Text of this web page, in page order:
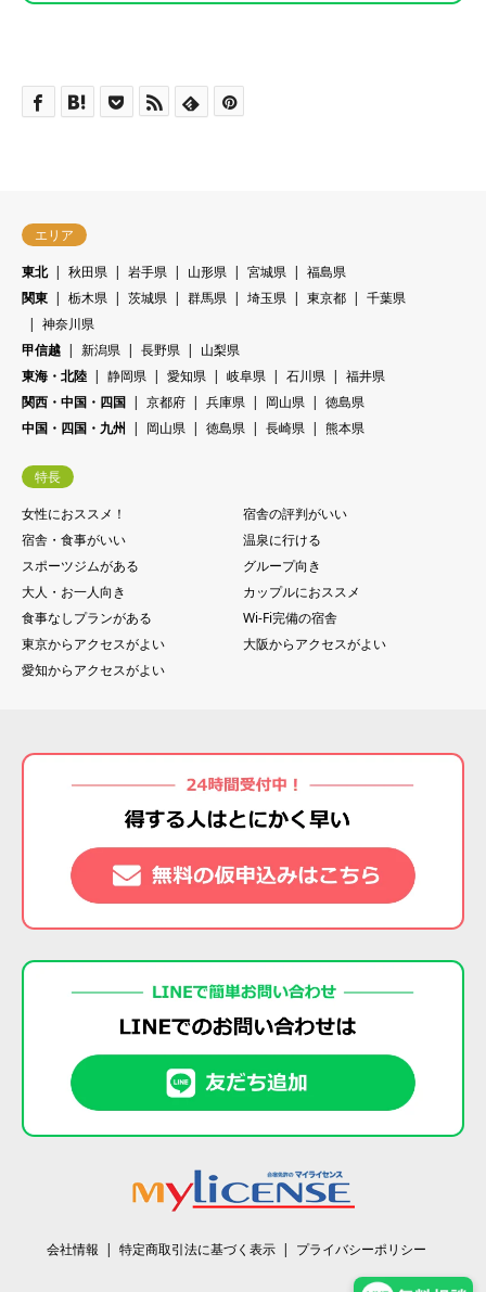
エリア
東北
秋田県 岩手県 山形県 宮城県
福島県
関東
栃木県 茨城県 群馬県 埼玉県 東京都
千葉県
神奈川県
甲信越
新潟県 長野県
山梨県
東海・北陸
静岡県 愛知県 岐阜県 石川県
福井県
関西・中国・四国
京都府 兵庫県 岡山県
徳島県
中国・四国・九州
岡山県 徳島県 長崎県 熊本県
特長
女性におススメ！
宿舎の評判がいい
宿舎・食事がいい
温泉に行ける
スポーツジムがある
グループ向き
大人・お一人向き
カップルにおススメ
食事なしプランがある
Wi-Fi完備の宿舎
東京からアクセスがよい
大阪からアクセスがよい
愛知からアクセスがよい
会社情報 特定商取引法に基づく表示 プライバシーポリシー